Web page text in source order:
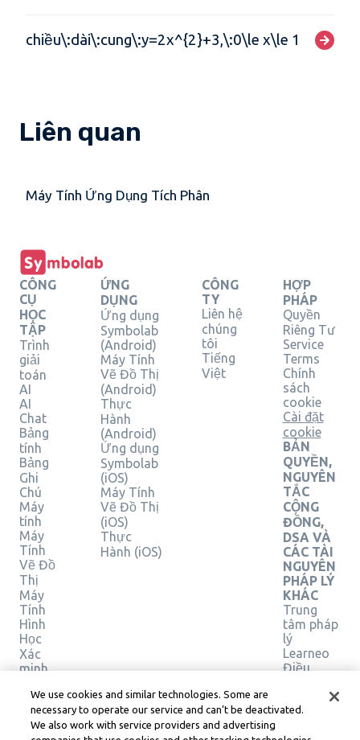
chiều\:dài\:cung\:y=2x^{2}+3,\:0\le x\le 1
Liên quan
Máy Tính Ứng Dụng Tích Phân
CÔNG
CỤ
HỌC
TẬP
Trình
giải
toán
AI
AI
Chat
Bảng
tính
Bảng
Ghi
Chú
Máy
tính
Máy
Tính
Vẽ Đồ
Thị
Máy
Tính
Hình
Học
Xác
minh
pháp
ỨNG
DỤNG
Ứng dụng
Symbolab
(Android)
Máy Tính
Vẽ Đồ Thị
(Android)
Thực
Hành
(Android)
Ứng dụng
Symbolab
(iOS)
Máy Tính
Vẽ Đồ Thị
(iOS)
Thực
Hành (iOS)
CÔNG
TY
Liên hệ
chúng
tôi
Tiếng
Việt
HỢP
PHÁP
Quyền
Riêng Tư
Service
Terms
Chính
sách
cookie
Cài đặt
cookie
BẢN
QUYỀN,
NGUYÊN
TẮC
CỘNG
ĐỒNG,
DSA VÀ
CÁC TÀI
NGUYÊN
PHÁP LÝ
KHÁC
Trung
tâm pháp
lý
Learneo
Điều
của
We use cookies and similar technologies. Some are
necessary to operate our service and can’t be deactivated.
We also work with service providers and advertising